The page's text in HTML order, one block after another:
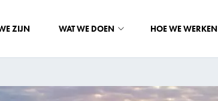
ZIJN WAT WE DOEN HOE WE WERKEN